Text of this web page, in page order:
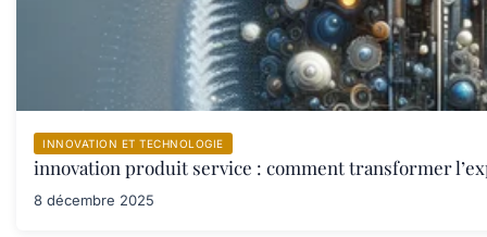
INNOVATION ET TECHNOLOGIE
innovation produit service : comment transformer
8 décembre 2025